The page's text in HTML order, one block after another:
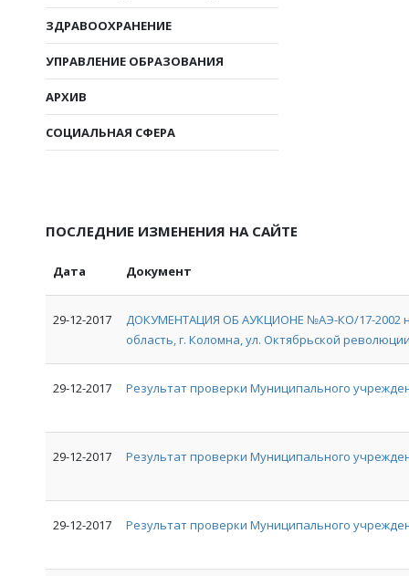
ЗДРАВООХРАНЕНИЕ
УПРАВЛЕНИЕ ОБРАЗОВАНИЯ
АРХИВ
СОЦИАЛЬНАЯ СФЕРА
ПОСЛЕДНИЕ ИЗМЕНЕНИЯ НА САЙТЕ
Дата Документ
29-12-2017
ДОКУМЕНТАЦИЯ ОБ АУКЦИОНЕ №АЭ-КО/17-2002
область, г. Коломна, ул. Октябрьской
29-12-2017 Результат проверки Муниципального
29-12-2017 Результат проверки Муниципального
29-12-2017 Результат проверки Муниципального